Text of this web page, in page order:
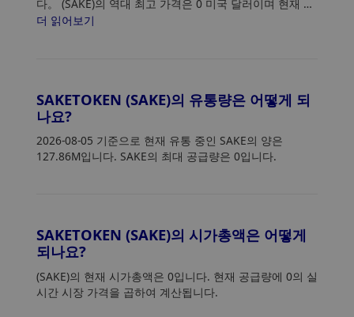
다。 (SAKE)의 역대 최고 가격은 0 미국 달러이며 현재 가
격은 최고점 대비 0% 하락했습니다.
더 읽어보기
SAKETOKEN (SAKE)의 유통량은 어떻게 되
나요?
2026-08-05 기준으로 현재 유통 중인 SAKE의 양은
127.86M입니다. SAKE의 최대 공급량은 0입니다.
SAKETOKEN (SAKE)의 시가총액은 어떻게
되나요?
(SAKE)의 현재 시가총액은 0입니다. 현재 공급량에 0의 실
시간 시장 가격을 곱하여 계산됩니다.